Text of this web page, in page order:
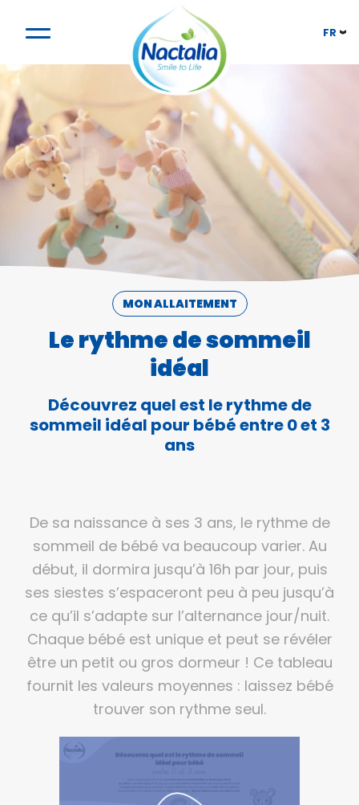
FR
MON ALLAITEMENT
Le rythme de sommeil
idéal
Découvrez quel est le rythme de
sommeil idéal pour bébé entre 0 et 3
ans
De sa naissance à ses 3 ans, le rythme de
sommeil de bébé va beaucoup varier. Au
début, il dormira jusqu’à 16h par jour, puis
ses siestes s’espaceront peu à peu jusqu’à
ce qu’il s’adapte sur l’alternance jour/nuit.
Chaque bébé est unique et peut se révéler
être un petit ou gros dormeur ! Ce tableau
fournit les valeurs moyennes : laissez bébé
trouver son rythme seul.